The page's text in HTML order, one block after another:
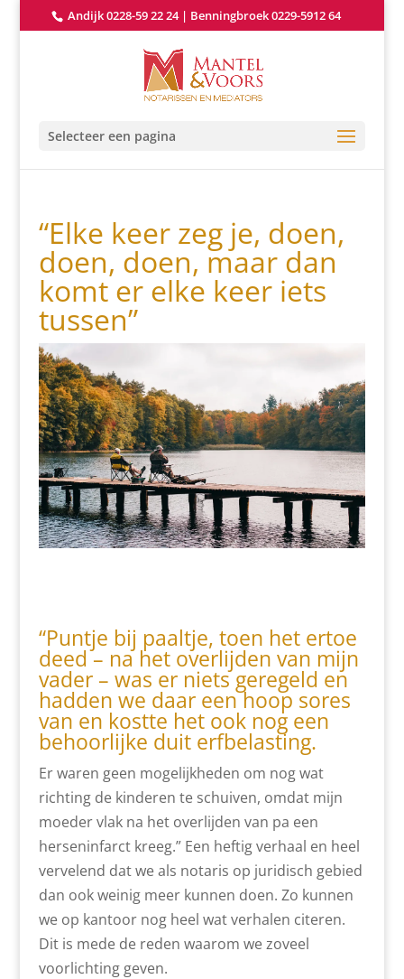
Andijk 0228-59 22 24| Benningbroek 0229-5912 64
Selecteer een pagina
“Elke keer zeg je, doen,
doen, doen, maar dan
komt er elke keer iets
tussen”
“Puntje bij paaltje, toen het ertoe
deed – na het overlijden van mijn
vader – was er niets geregeld en
hadden we daar een hoop sores
van en kostte het ook nog een
behoorlijke duit erfbelasting.
Er waren geen mogelijkheden om nog wat
richting de kinderen te schuiven, omdat mijn
moeder vlak na het overlijden van pa een
herseninfarct kreeg.” Een heftig verhaal en heel
vervelend dat we als notaris op juridisch gebied
dan ook weinig meer kunnen doen. Zo kunnen
we op kantoor nog heel wat verhalen citeren.
Dit is mede de reden waarom we zoveel
voorlichting geven.